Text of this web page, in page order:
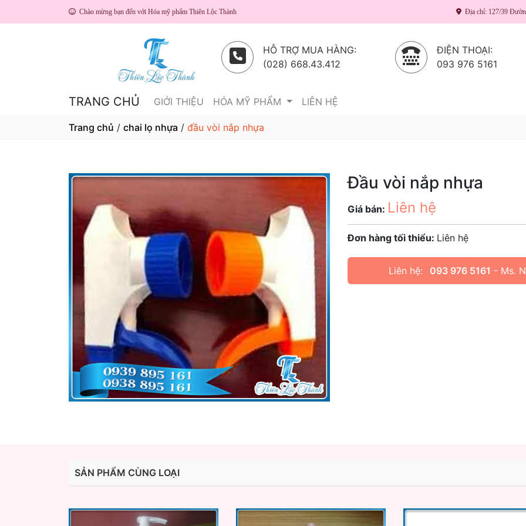
Chào mừng bạn đến với Hóa mỹ phẩm Thiên Lộc Thành Địa chỉ: 127/39
HỖ TRỢ MUA HÀNG:
(028) 668.43.412
ĐIỆN THOẠI:
093 976 5161
TRANG CHỦ GIỚI THIỆU HÓA MỸ PHẨM LIÊN HỆ
Trang chủ / chai lọ nhựa / đầu vòi nắp nhựa
Đầu vòi nắp nhựa
Giá bán: Liên hệ
Đơn hàng tối thiểu: Liên hệ
Liên hệ: 093 976 5161 - Ms.
SẢN PHẨM CÙNG LOẠI